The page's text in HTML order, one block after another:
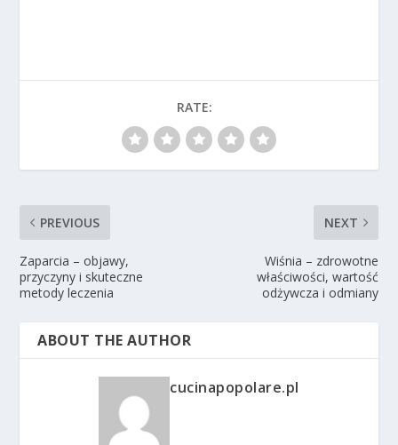
RATE:
PREVIOUS
Zaparcia – objawy,
przyczyny i skuteczne
metody leczenia
NEXT
Wiśnia – zdrowotne
właściwości, wartość
odżywcza i odmiany
ABOUT THE AUTHOR
cucinapopolare.pl